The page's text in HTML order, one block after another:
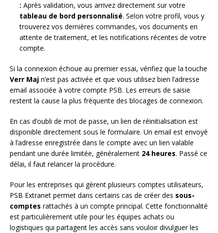
: Après validation, vous arrivez directement sur votre
tableau de bord personnalisé. Selon votre profil, vous y
trouverez vos dernières commandes, vos documents en
attente de traitement, et les notifications récentes de votre
compte.
Si la connexion échoue au premier essai, vérifiez que la touche
Verr Maj n’est pas activée et que vous utilisez bien l’adresse
email associée à votre compte PSB. Les erreurs de saisie
restent la cause la plus fréquente des blocages de connexion.
En cas d’oubli de mot de passe, un lien de réinitialisation est
disponible directement sous le formulaire. Un email est envoyé
à l’adresse enregistrée dans le compte avec un lien valable
pendant une durée limitée, généralement 24 heures. Passé ce
délai, il faut relancer la procédure.
Pour les entreprises qui gèrent plusieurs comptes utilisateurs,
PSB Extranet permet dans certains cas de créer des sous-
comptes rattachés à un compte principal. Cette fonctionnalité
est particulièrement utile pour les équipes achats ou
logistiques qui partagent les accès sans vouloir divulguer les